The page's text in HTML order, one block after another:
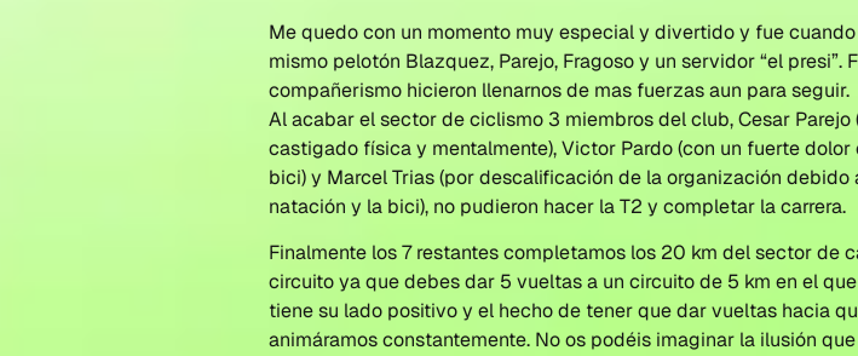
Me quedo con un momento muy especial y divertido y fue
mismo pelotón Blazquez, Parejo, Fragoso y un servidor “el
compañerismo hicieron llenarnos de mas fuerzas aun para seguir.
Al acabar el sector de ciclismo 3 miembros del club, Cesar
castigado física y mentalmente), Victor Pardo (con un fuerte
bici) y Marcel Trias (por descalificación de la organización
natación y la bici), no pudieron hacer la T2 y completar la carrera.
Finalmente los 7 restantes completamos los 20 km del sector de
circuito ya que debes dar 5 vueltas a un circuito de 5 km en el
tiene su lado positivo y el hecho de tener que dar vueltas hacia
animáramos constantemente. No os podéis imaginar la ilusión